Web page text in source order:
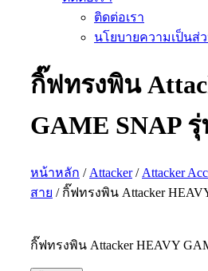
ติดต่อเรา
นโยบายความเป็นส่
กิ๊ฟทรงพิน
GAME SNAP
หน้าหลัก / Attacker/ Attacker
สาย / กิ๊ฟทรงพิน Attacker
กิ๊ฟทรงพิน Attacker HEAVY